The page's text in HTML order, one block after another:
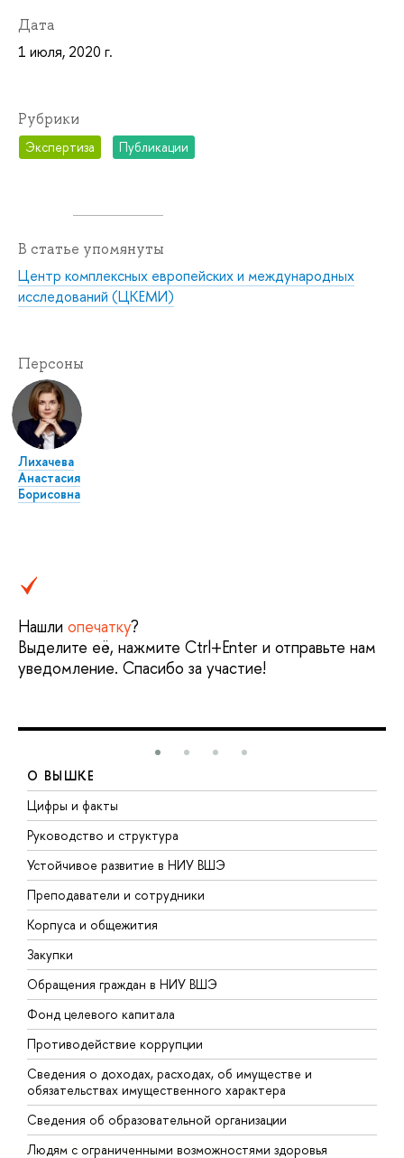
Дата
1 июля, 2020 г.
Рубрики
Экспертиза Публикации
В статье упомянуты
Центр комплексных европейских и международных
исследований (ЦКЕМИ)
Персоны
Лихачева
Анастасия
Борисовна
Нашли опечатку?
Выделите её, нажмите Ctrl+Enter и отправьте нам
уведомление. Спасибо за участие!
О ВЫШКЕ
Цифры и факты
Руководство и структура
Устойчивое развитие в НИУ ВШЭ
Преподаватели и сотрудники
Корпуса и общежития
Закупки
Обращения граждан в НИУ ВШЭ
Фонд целевого капитала
Противодействие коррупции
Сведения о доходах, расходах, об имуществе и
обязательствах имущественного характера
Сведения об образовательной организации
Людям с ограниченными возможностями здоровья